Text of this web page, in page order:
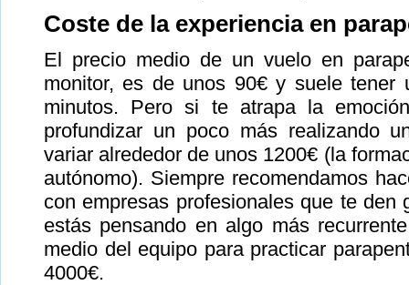
Coste de la experiencia en
El precio medio de un vuelo en
monitor, es de unos 90€ y suele tener
minutos. Pero si te atrapa la
profundizar un poco más realizando
variar alrededor de unos 1200€ (la
autónomo). Siempre recomendamos
con empresas profesionales que te den
estás pensando en algo más
medio del equipo para practicar
4000€.